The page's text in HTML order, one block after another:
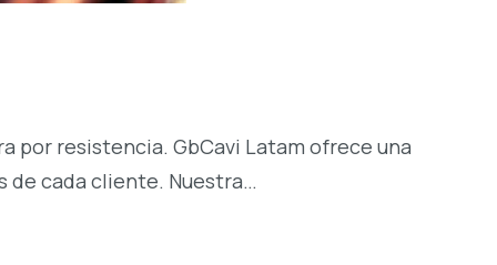
por resistencia. GbCavi Latam ofrece una
de cada cliente. Nuestra…